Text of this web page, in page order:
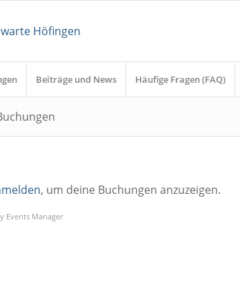
Beiträge und News Häufige Fragen (FAQ)
, um deine Buchungen anzuzeigen.
Events Manager